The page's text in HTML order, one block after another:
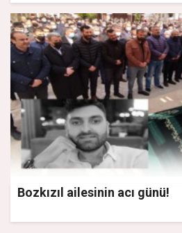
Bozkızıl ailesinin acı günü!